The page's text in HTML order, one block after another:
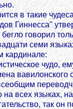
в такие
Гиннесса"
говорил
семи
кардинале:
чудо,
вавилонского
на всех языках,
так он